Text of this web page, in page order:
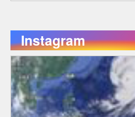
Instagram